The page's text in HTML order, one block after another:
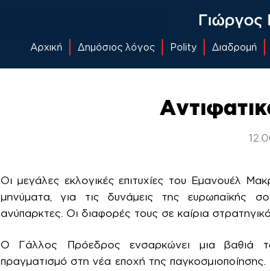
Αρχική Δημόσιος λόγος Polity Διαδρομή
Οι μεγάλες εκλογικές επιτυχίες του Εμανουέλ
μηνύματα, για τις δυνάμεις της ευρωπαϊκής
ανύπαρκτες. Οι διαφορές τους σε καίρια
Ο Γάλλος Πρόεδρος ενσαρκώνει μια βαθιά
πραγματισμό στη νέα εποχή της